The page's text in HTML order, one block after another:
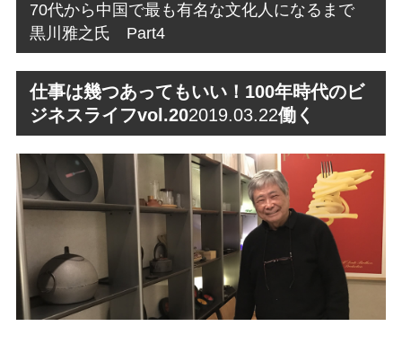
70代から中国で最も有名な文化人になるまで
黒川雅之氏 Part4
仕事は幾つあってもいい！100年時代のビ
ジネスライフvol.202019.03.22働く